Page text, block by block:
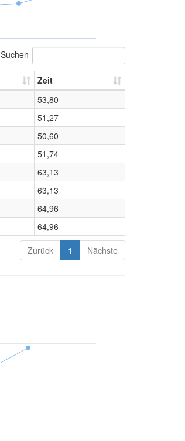
Suchen
Zeit
53,80
51,27
50,60
51,74
63,13
63,13
64,96
64,96
Zurück 1 Nächste